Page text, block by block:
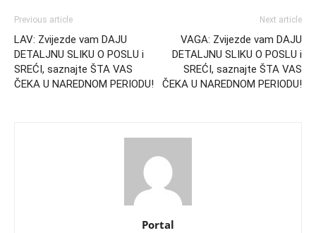
Previous article
LAV: Zvijezde vam DAJU
DETALJNU SLIKU O POSLU i
SREĆI, saznajte ŠTA VAS
ČEKA U NAREDNOM PERIODU!
Next article
VAGA: Zvijezde vam DAJU
DETALJNU SLIKU O POSLU i
SREĆI, saznajte ŠTA VAS
ČEKA U NAREDNOM PERIODU!
Portal